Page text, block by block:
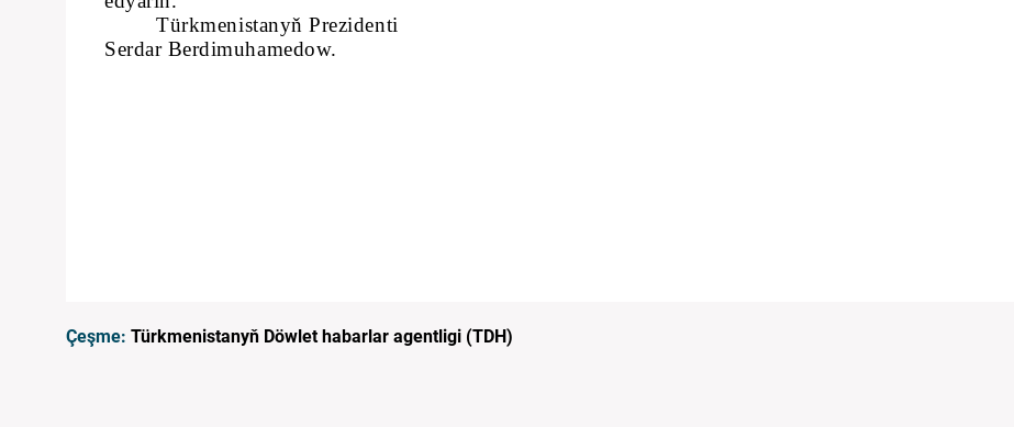
Türkmenistanyň Prezidenti
Serdar Berdimuhamedow.
Çeşme: Türkmenistanyň Döwlet habarlar agentligi (TDH)